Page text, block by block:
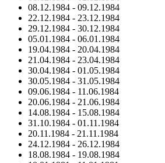
08.12.1984 - 09.12.1984
22.12.1984 - 23.12.1984
29.12.1984 - 30.12.1984
05.01.1984 - 06.01.1984
19.04.1984 - 20.04.1984
21.04.1984 - 23.04.1984
30.04.1984 - 01.05.1984
30.05.1984 - 31.05.1984
09.06.1984 - 11.06.1984
20.06.1984 - 21.06.1984
14.08.1984 - 15.08.1984
31.10.1984 - 01.11.1984
20.11.1984 - 21.11.1984
24.12.1984 - 26.12.1984
18.08.1984 - 19.08.1984